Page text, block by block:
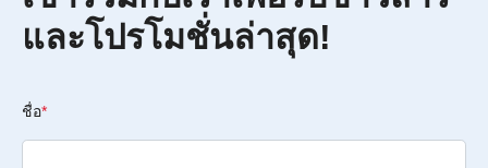
และโปรโมชั่นล่าสุด!
ชื่อ*